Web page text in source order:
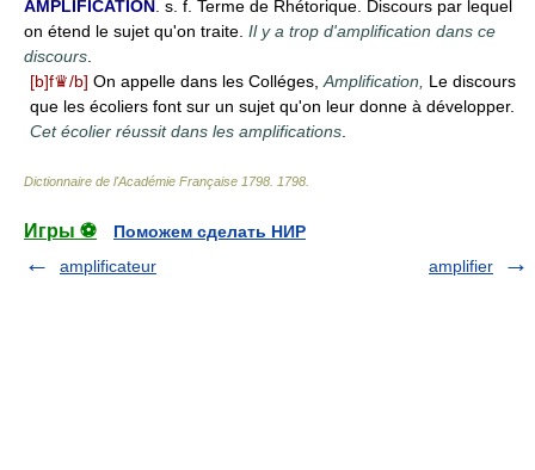
AMPLIFICATION . s. f. Terme de Rhétorique. Discours par lequel
on étend le sujet qu'on traite. Il y a trop d'amplification dans ce
discours
[b]f♛/b] On appelle dans les Colléges, Amplification, Le discours
que les écoliers font sur un sujet qu'on leur donne à développer.
Cet écolier réussit dans les amplifications
Dictionnaire de l'Académie Française 1798 1798
Игры ⚽
Поможем сделать НИР
amplificateur
amplifier